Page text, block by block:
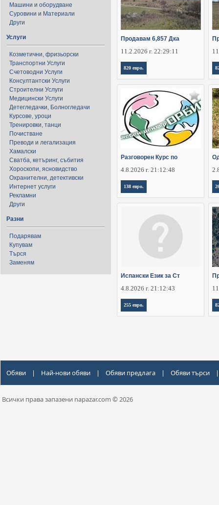
Машини и оборудване
Суровини и Материали
Други
Услуги
Козметични, фризьорски
Транспортни Услуги
Счетоводни Услуги
Консултантски Услуги
Строителни Услуги
Медицински Услуги
Детегледачки, Болногледачи
Курсове, уроци
Тренировки, танци
Почистване
Преводи и легализация
Хамалски
Сватба, кетъринг, събития
Хороскопи, ясновидство
Охранителни, детективски
Интернет услуги
Рекламни
Други
Разни
Подарявам
Купувам
Търся
Заменям
Продавам 6,857 Дка
11.2.2026 г. 22:29:11
820 евро.
Разговорен Курс по
4.8.2026 г. 21:12:48
138 евро.
Испански Език за Ст
4.8.2026 г. 21:12:43
255 евро.
Обяви | Най-нови обяви | Обяви предлага | Обяви търси |
Всички права запазени napazar.com © 2026